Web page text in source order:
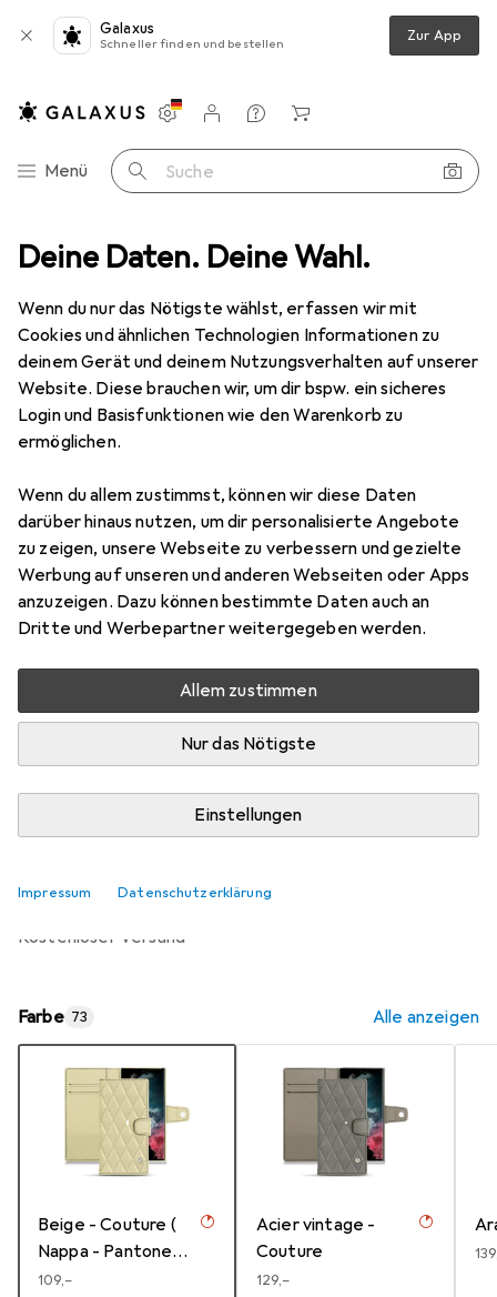
Deine Daten. Deine Wahl.
Wenn du nur das Nötigste wählst, erfassen wir mit
Cookies und ähnlichen Technologien Informationen zu
deinem Gerät und deinem Nutzungsverhalten auf unserer
Website. Diese brauchen wir, um dir bspw. ein sicheres
Login und Basisfunktionen wie den Warenkorb zu
ermöglichen.
Wenn du allem zustimmst, können wir diese Daten
darüber hinaus nutzen, um dir personalisierte Angebote
zu zeigen, unsere Webseite zu verbessern und gezielte
Werbung auf unseren und anderen Webseiten oder Apps
anzuzeigen. Dazu können bestimmte Daten auch an
Dritte und Werbepartner weitergegeben werden.
Allem zustimmen
Nur das Nötigste
Einstellungen
Impressum Datenschutzerklärung
Galaxus
Schneller finden und bestellen Zur App
Navigation nach Kategorien
Menü Suche
Einstellungen
Kundenkonto
Vergleichslisten
Merklisten
Warenkorb
Schutz Smartphone Hülle Noreve Lederschutzhülle Wallet
2 Bilder
NoreveLederschutzhülle Wallet
Preis in EUR inkl. MwSt.
EUR
109,–
Bewertungen
Zwischen Mo, 14.9. und Di, 29.9. geliefert
Benachrichtigen, wenn schneller verfügbar
Lieferort angeben für genaue Lieferzeit
In den Warenkorb
kostenloser Versand
Farbe 73 Alle anzeigen
Beige - Couture (
Nappa - Pantone
#ceb888 )
EUR
109,–
Acier vintage -
Couture
EUR
129,–